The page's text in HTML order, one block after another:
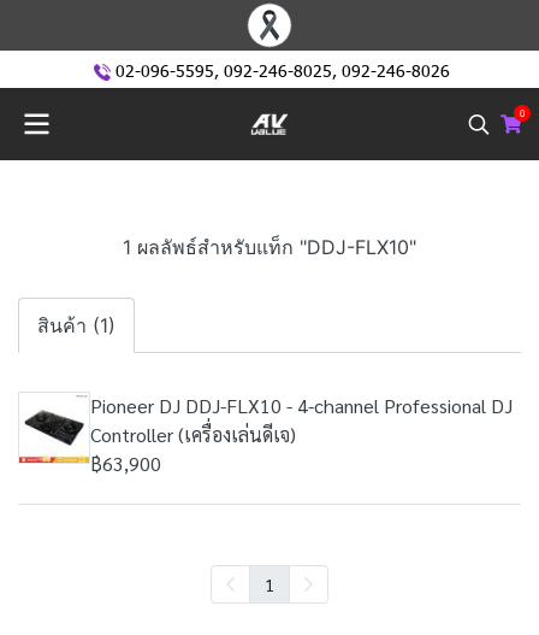
02-096-5595, 092-246-8025, 092-246-8026
0
1 ผลลัพธ์สำหรับแท็ก "DDJ-FLX10"
สินค้า (1)
Pioneer DJ DDJ-FLX10 - 4-channel Professional DJ
Controller (เครื่องเล่นดีเจ)
฿63,900
1